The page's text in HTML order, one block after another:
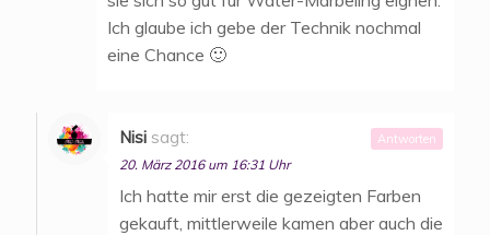
Ich glaube ich gebe der Technik nochmal
eine Chance 🙂
Nisi sagt:
20. März 2016 um 16:31 Uhr
Ich hatte mir erst die gezeigten Farben
gekauft, mittlerweile kamen aber auch die
Antworten